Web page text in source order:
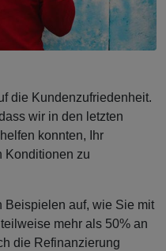
die Kundenzufriedenheit.
wir in den letzten
konnten, Ihr
Konditionen zu
Beispielen auf, wie Sie mit
mehr als 50% an
die Refinanzierung